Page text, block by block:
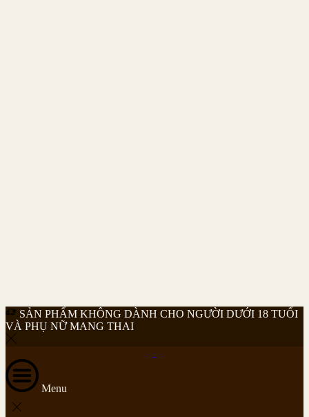
SẢN PHẨM KHÔNG DÀNH CHO NGƯỜI DƯỚI 18 TUỔI
VÀ PHỤ NỮ MANG THAI
Menu